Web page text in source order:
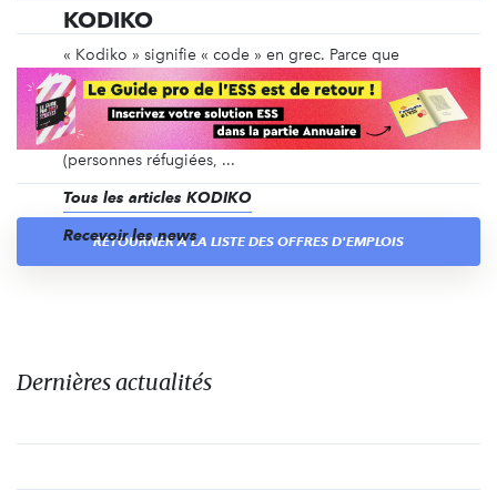
KODIKO
« Kodiko » signifie « code » en grec. Parce que
l'intégration professionnelle est essentielle tant
pour la personne réfugiée que pour la société qui
l'accueille, Kodiko vise à transmettre des codes
professionnels et culturels aux différentes parties
(personnes réfugiées, ...
Tous les articles KODIKO
Recevoir les news
RETOURNER À LA LISTE DES OFFRES D'EMPLOIS
Dernières actualités